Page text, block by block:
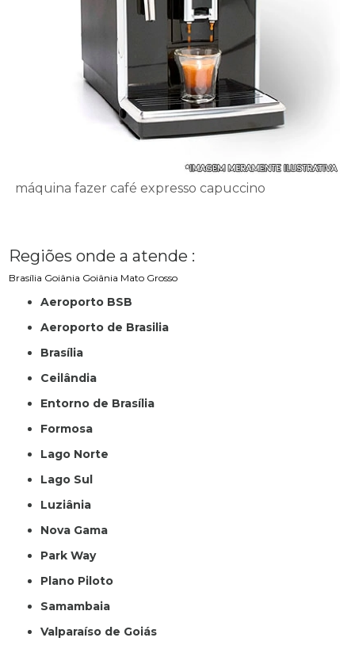
máquina fazer café expresso capuccino
Regiões onde a atende :
Brasília Goiânia Goiânia Mato Grosso
Aeroporto BSB
Aeroporto de Brasilia
Brasília
Ceilândia
Entorno de Brasília
Formosa
Lago Norte
Lago Sul
Luziânia
Nova Gama
Park Way
Plano Piloto
Samambaia
Valparaíso de Goiás